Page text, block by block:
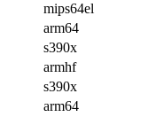
mips64el
arm64
s390x
armhf
s390x
arm64